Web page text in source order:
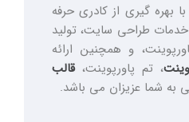
بهره گیری از کادری حرفه
خدمات طراحی سایت، تولید
و همچنین ارائه
، تم پاورپوینت،قالب
به شما عزیزان می باشد.